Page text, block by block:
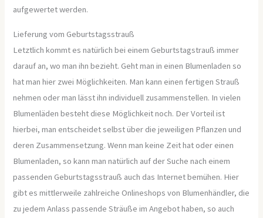
aufgewertet werden.
Lieferung vom Geburtstagsstrauß
Letztlich kommt es natürlich bei einem Geburtstagstrauß immer
darauf an, wo man ihn bezieht. Geht man in einen Blumenladen so
hat man hier zwei Möglichkeiten. Man kann einen fertigen Strauß
nehmen oder man lässt ihn individuell zusammenstellen. In vielen
Blumenläden besteht diese Möglichkeit noch. Der Vorteil ist
hierbei, man entscheidet selbst über die jeweiligen Pflanzen und
deren Zusammensetzung. Wenn man keine Zeit hat oder einen
Blumenladen, so kann man natürlich auf der Suche nach einem
passenden Geburtstagsstrauß auch das Internet bemühen. Hier
gibt es mittlerweile zahlreiche Onlineshops von Blumenhändler, die
zu jedem Anlass passende Sträuße im Angebot haben, so auch